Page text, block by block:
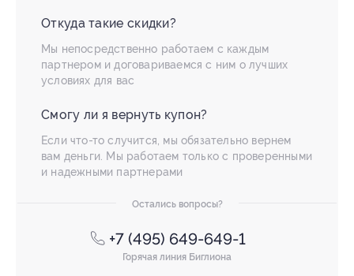
Откуда такие скидки?
Мы непосредственно работаем с каждым
партнером и договариваемся с ним о лучших
условиях для вас
Смогу ли я вернуть купон?
Если что-то случится, мы обязательно вернем
вам деньги. Мы работаем только с проверенными
и надежными партнерами
Остались вопросы?
+7 (495) 649-649-1
Горячая линия Биглиона